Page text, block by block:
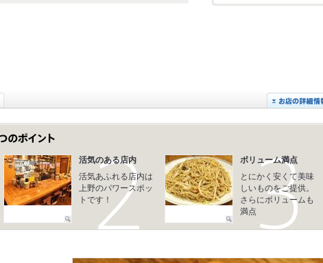
活気のある店内
活気あふれる店内は
上野のパワースポッ
トです！
ボリューム満点
とにかく安くて美味
しいものをご提供。
さらにボリュームも
満点